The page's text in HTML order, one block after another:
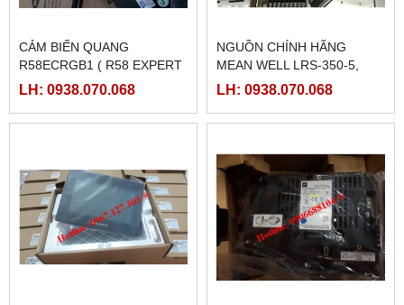
CẢM BIẾN QUANG
R58ECRGB1 ( R58 EXPERT
BANNER)
LH: 0938.070.068
NGUỒN CHÍNH HÃNG
MEAN WELL LRS-350-5,
LRS-350-12, LRS-350-24,
LRS-350-48
LH: 0938.070.068